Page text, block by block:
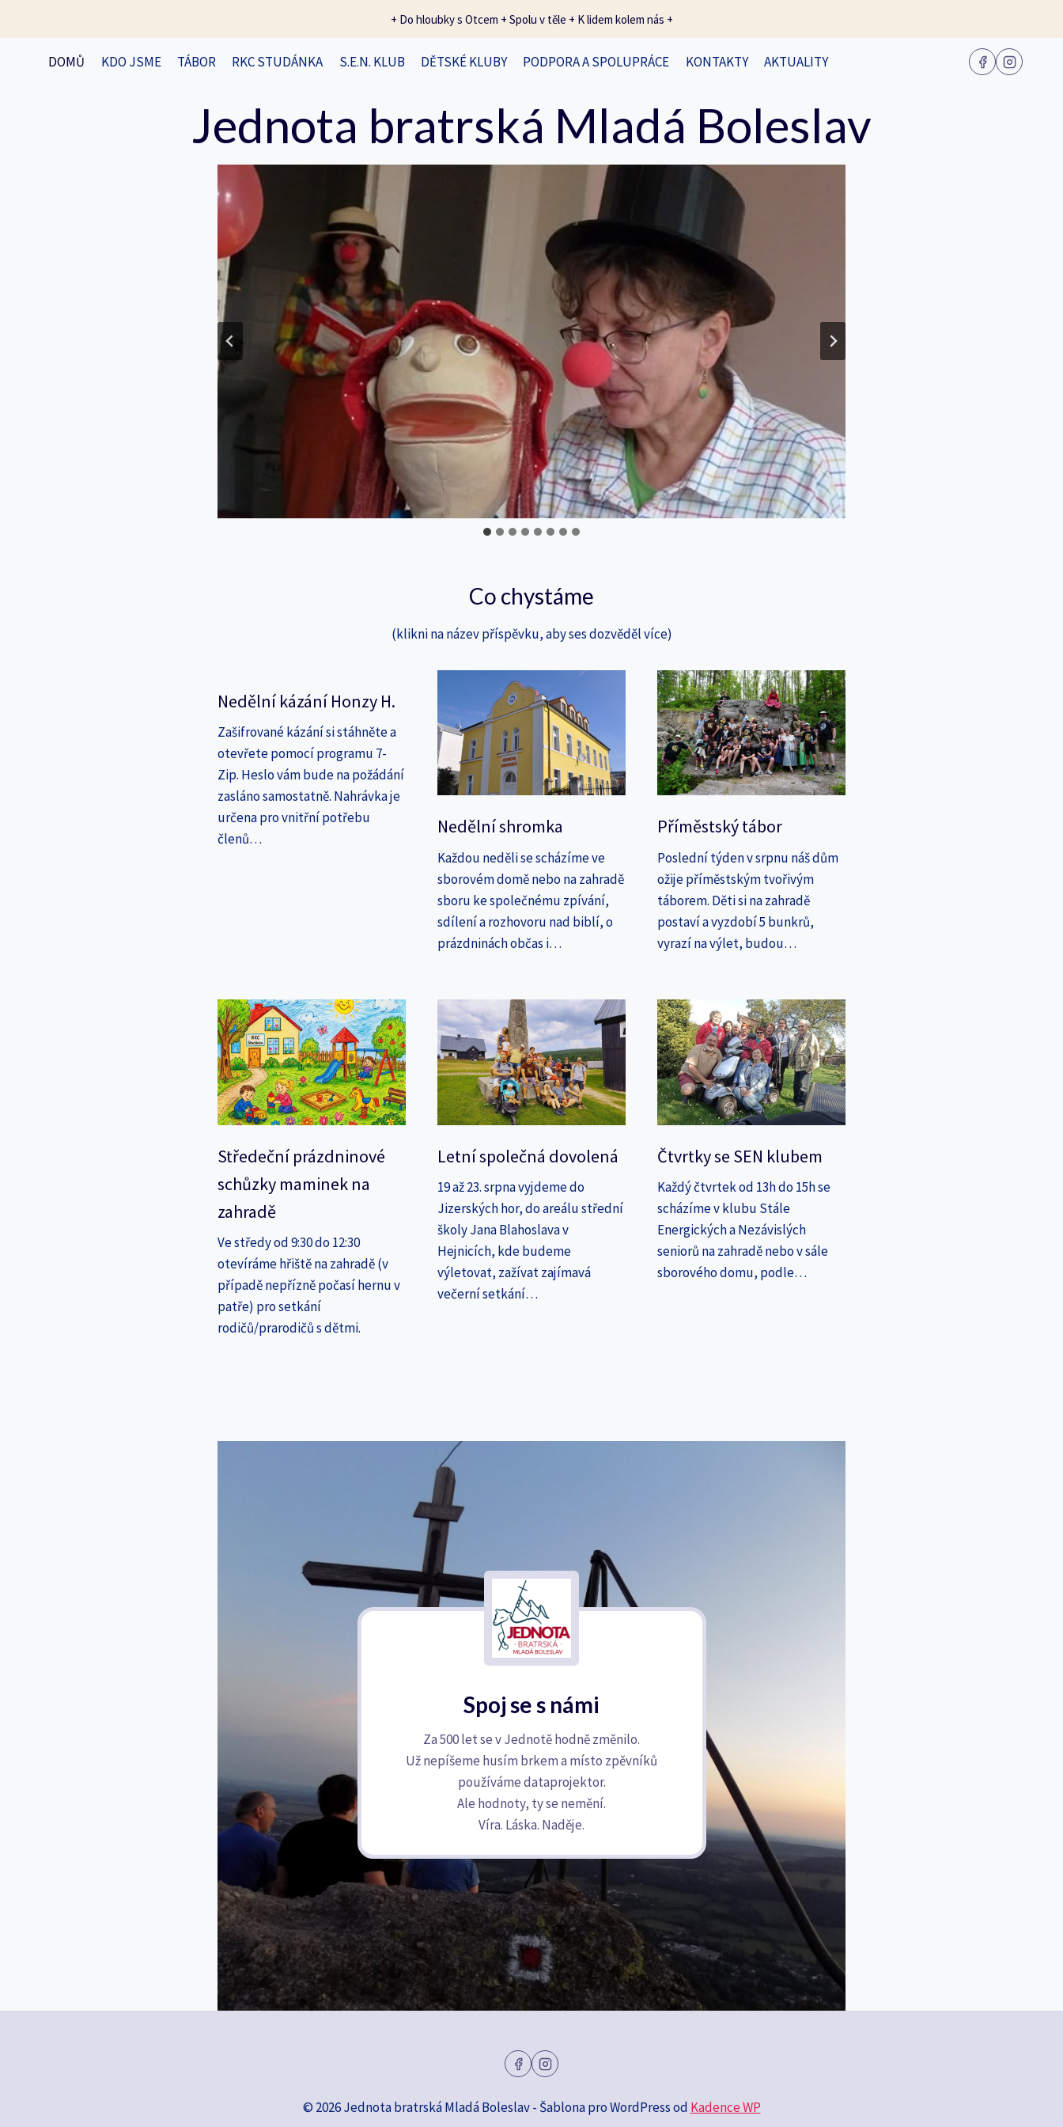
+ Do hloubky s Otcem + Spolu v těle + K lidem kolem nás +
DOMŮ KDO JSME TÁBOR RKC STUDÁNKA S.E.N. KLUB DĚTSKÉ KLUBY PODPORA A SPOLUPRÁCE KONTAKTY AKTUALITY
Jednota bratrská Mladá Boleslav
Co chystáme
(klikni na název příspěvku, aby ses dozvěděl více)
Nedělní kázání Honzy H.
Zašifrované kázání si stáhněte a
otevřete pomocí programu 7-
Zip. Heslo vám bude na požádání
zasláno samostatně. Nahrávka je
určena pro vnitřní potřebu
členů…
Nedělní shromka
Každou neděli se scházíme ve
sborovém domě nebo na zahradě
sboru ke společnému zpívání,
sdílení a rozhovoru nad biblí, o
prázdninách občas i…
Příměstský tábor
Poslední týden v srpnu náš dům
ožije příměstským tvořivým
táborem. Děti si na zahradě
postaví a vyzdobí 5 bunkrů,
vyrazí na výlet, budou…
Středeční prázdninové
schůzky maminek na
zahradě
Ve středy od 9:30 do 12:30
otevíráme hřiště na zahradě (v
případě nepřízně počasí hernu v
patře) pro setkání
rodičů/prarodičů s dětmi.
Letní společná dovolená
19 až 23. srpna vyjdeme do
Jizerských hor, do areálu střední
školy Jana Blahoslava v
Hejnicích, kde budeme
výletovat, zažívat zajímavá
večerní setkání…
Čtvrtky se SEN klubem
Každý čtvrtek od 13h do 15h se
scházíme v klubu Stále
Energických a Nezávislých
seniorů na zahradě nebo v sále
sborového domu, podle…
Spoj se s námi
Za 500 let se v Jednotě hodně změnilo.
Už nepíšeme husím brkem a místo zpěvníků
používáme dataprojektor.
Ale hodnoty, ty se nemění.
Víra. Láska. Naděje.
© 2026 Jednota bratrská Mladá Boleslav - Šablona pro WordPress od Kadence WP